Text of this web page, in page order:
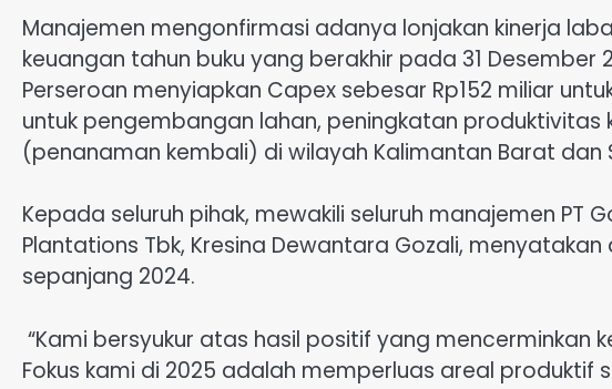
Manajemen mengonfirmasi adanya lonjakan kinerja
keuangan tahun buku yang berakhir pada 31
Perseroan menyiapkan Capex sebesar Rp152 miliar
untuk pengembangan lahan, peningkatan
(penanaman kembali) di wilayah Kalimantan Barat dan
Kepada seluruh pihak, mewakili seluruh manajemen PT
Plantations Tbk, Kresina Dewantara Gozali,
sepanjang 2024.
“Kami bersyukur atas hasil positif yang
Fokus kami di 2025 adalah memperluas areal produktif